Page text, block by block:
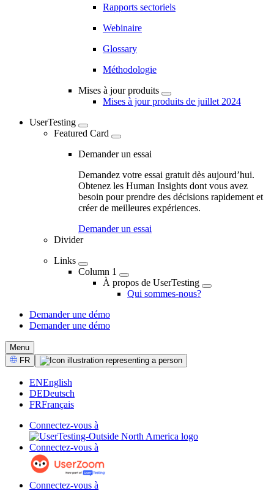
Rapports sectoriels
Webinaire
Glossary
Méthodologie
Mises à jour produits
Mises à jour produits de juillet 2024
UserTesting
Featured Card
Demander un essai
Demandez votre essai gratuit dès aujourd’hui.
Obtenez les Human Insights dont vous avez
besoin pour prendre des décisions rapidement et
créer de meilleures expériences.
Demander un essai
Divider
Links
Column 1
À propos de UserTesting
Qui sommes-nous?
CTA
Demander une démo
Demander une démo
Menu
Select
Language
FR
ENEnglish
DEDeutsch
FRFrançais
Connectez-vous à
Connectez-vous à
Connectez-vous à